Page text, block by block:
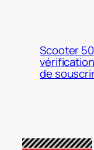
Scooter
de